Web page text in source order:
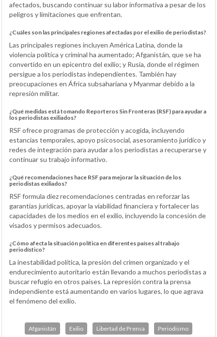
afectados, buscando continuar su labor informativa a pesar de los
peligros y limitaciones que enfrentan.
¿Cuáles son las principales regiones afectadas por el exilio de periodistas?
Las principales regiones incluyen América Latina, donde la
violencia política y criminal ha aumentado; Afganistán, que se ha
convertido en un epicentro del exilio; y Rusia, donde el régimen
persigue a los periodistas independientes. También hay
preocupaciones en África subsahariana y Myanmar debido a la
represión militar.
¿Qué medidas está tomando Reporteros Sin Fronteras (RSF) para ayudar a
los periodistas exiliados?
RSF ofrece programas de protección y acogida, incluyendo
estancias temporales, apoyo psicosocial, asesoramiento jurídico y
redes de integración para ayudar a los periodistas a recuperarse y
continuar su trabajo informativo.
¿Qué recomendaciones hace RSF para mejorar la situación de los
periodistas exiliados?
RSF formula diez recomendaciones centradas en reforzar las
garantías jurídicas, apoyar la viabilidad financiera y fortalecer las
capacidades de los medios en el exilio, incluyendo la concesión de
visados y permisos adecuados.
¿Cómo afecta la situación política en diferentes países al trabajo
periodístico?
La inestabilidad política, la presión del crimen organizado y el
endurecimiento autoritario están llevando a muchos periodistas a
buscar refugio en otros países. La represión contra la prensa
independiente está aumentando en varios lugares, lo que agrava
el fenómeno del exilio.
Afganistán Exilio Libertad de Prensa Periodismo